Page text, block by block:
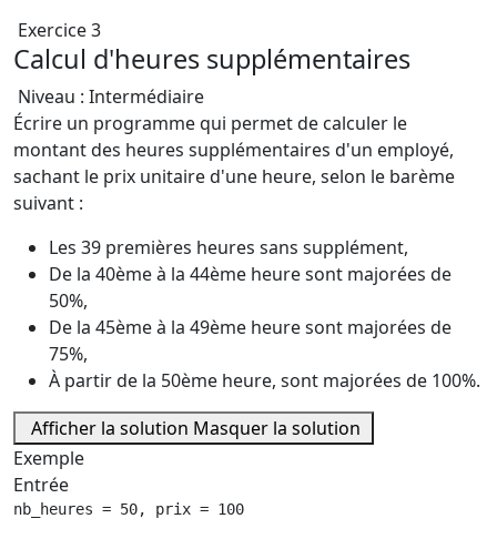
Exercice 3
Calcul d'heures supplémentaires
Niveau : Intermédiaire
Écrire un programme qui permet de calculer le
montant des heures supplémentaires d'un employé,
sachant le prix unitaire d'une heure, selon le barème
suivant :
Les 39 premières heures sans supplément,
De la 40ème à la 44ème heure sont majorées de
50%,
De la 45ème à la 49ème heure sont majorées de
75%,
À partir de la 50ème heure, sont majorées de 100%.
Afficher la solution Masquer la solution
Exemple
Entrée
nb_heures = 50, prix = 100